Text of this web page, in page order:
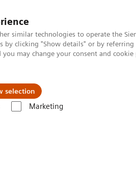
similar technologies to operate the
by clicking "Show details" or by
may change your consent and
selection
Marketing
Vision & perspectives